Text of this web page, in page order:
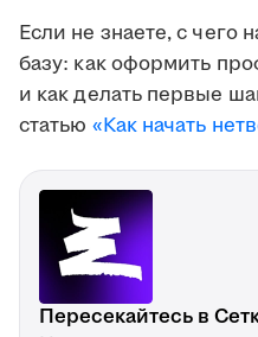
Если не знаете, с чего
базу: как оформить
и как делать первые
статью «Как начать
Пересекайтесь в